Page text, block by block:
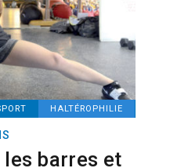
HALTÉROPHILIE
les barres et